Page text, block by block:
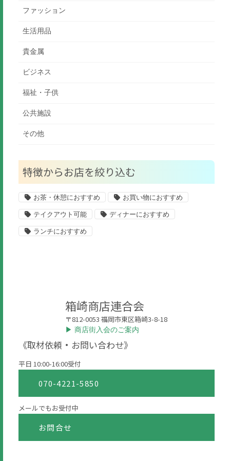
ファッション
生活用品
貴金属
ビジネス
福祉・子供
公共施設
その他
特徴からお店を絞り込む
お茶・休憩におすすめ お買い物におすすめ
テイクアウト可能 ディナーにおすすめ
ランチにおすすめ
箱崎商店連合会
〒812-0053 福岡市東区箱崎3-8-18
▶︎ 商店街入会のご案内
《取材依頼・お問い合わせ》
平日 10:00-16:00受付
070-4221-5850
メールでもお受付中
お問合せ